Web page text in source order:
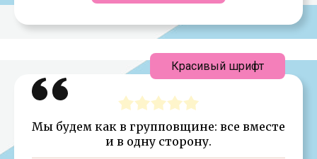
Мы будем как в групповщине: все вместе
и в одну сторону.
Красивый шрифт